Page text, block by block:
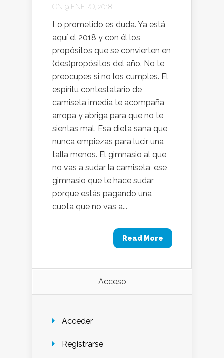
ON 9 ENERO, 2018
Lo prometido es duda. Ya está
aquí el 2018 y con él los
propósitos que se convierten en
(des)propósitos del año. No te
preocupes si no los cumples. El
espíritu contestatario de
camiseta imedia te acompaña,
arropa y abriga para que no te
sientas mal. Esa dieta sana que
nunca empiezas para lucir una
talla menos. El gimnasio al que
no vas a sudar la camiseta, ese
gimnasio que te hace sudar
porque estás pagando una
cuota que no vas a...
Read More
Acceso
Acceder
Registrarse